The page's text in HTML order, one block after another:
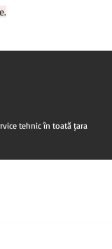
tehnic în toată țara